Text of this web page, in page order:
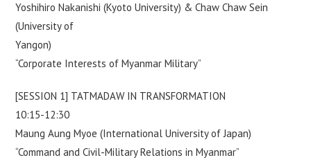
Yoshihiro Nakanishi (Kyoto University) & Chaw Chaw Sein
(University of
Yangon)
“Corporate Interests of Myanmar Military”
[SESSION 1] TATMADAW IN TRANSFORMATION
10:15-12:30
Maung Aung Myoe (International University of Japan)
“Command and Civil-Military Relations in Myanmar”